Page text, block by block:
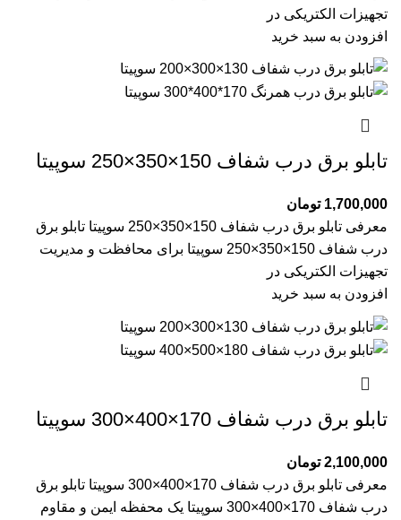
تجهیزات الکتریکی در
افزودن به سبد خرید
تابلو برق درب شفاف 150×350×250 سوپیتا
1,700,000 تومان
معرفی تابلو برق درب شفاف 150×350×250 سوپیتا تابلو برق
درب شفاف 150×350×250 سوپیتا برای محافظت و مدیریت
تجهیزات الکتریکی در
افزودن به سبد خرید
تابلو برق درب شفاف 170×400×300 سوپیتا
2,100,000 تومان
معرفی تابلو برق درب شفاف 170×400×300 سوپیتا تابلو برق
درب شفاف 170×400×300 سوپیتا یک محفظه ایمن و مقاوم